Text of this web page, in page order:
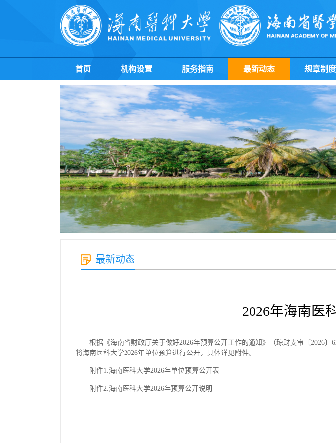
首页 机构设置 服务指南 最新动态 规章制度
最新动态
2026年海南医
根据《海南省财政厅关于做好2026年预算公开工作的通知》（琼财支审〔2026
将海南医科大学2026年单位预算进行公开，具体详见附件。
附件1.海南医科大学2026年单位预算公开表
附件2.海南医科大学2026年预算公开说明